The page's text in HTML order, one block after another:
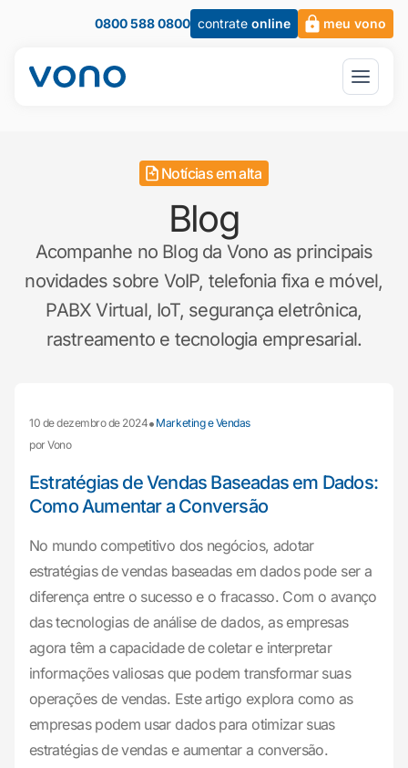
0800 588 0800 contrate online meu vono
Notícias em alta
Blog
Acompanhe no Blog da Vono as principais
novidades sobre VoIP, telefonia fixa e móvel,
PABX Virtual, IoT, segurança eletrônica,
rastreamento e tecnologia empresarial.
10 de dezembro de 2024• Marketing e Vendas
por Vono
Estratégias de Vendas Baseadas em Dados:
Como Aumentar a Conversão
No mundo competitivo dos negócios, adotar
estratégias de vendas baseadas em dados pode ser a
diferença entre o sucesso e o fracasso. Com o avanço
das tecnologias de análise de dados, as empresas
agora têm a capacidade de coletar e interpretar
informações valiosas que podem transformar suas
operações de vendas. Este artigo explora como as
empresas podem usar dados para otimizar suas
estratégias de vendas e aumentar a conversão.